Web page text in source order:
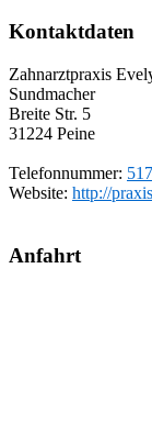
Kontaktdaten
Zahnarztpraxis
Sundmacher
Breite Str. 5
31224 Peine
Telefonnummer:
Website: http://
Anfahrt